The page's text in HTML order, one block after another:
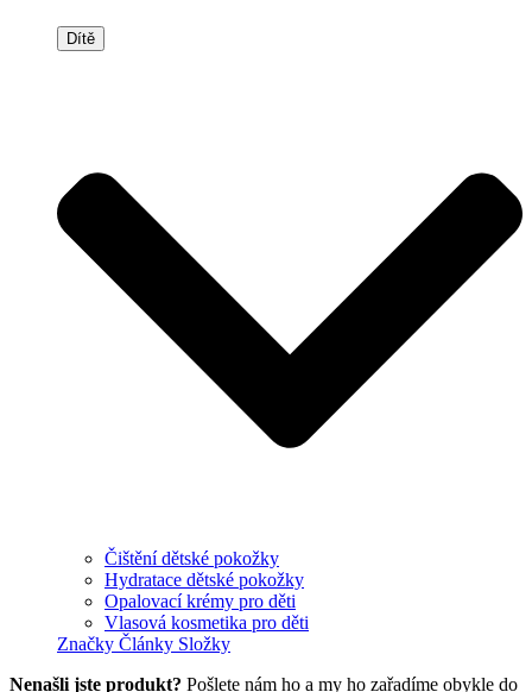
Dítě
Čištění dětské pokožky
Hydratace dětské pokožky
Opalovací krémy pro děti
Vlasová kosmetika pro děti
Značky Články Složky
Nenašli jste produkt? Pošlete nám ho a my ho zařadíme obykle do